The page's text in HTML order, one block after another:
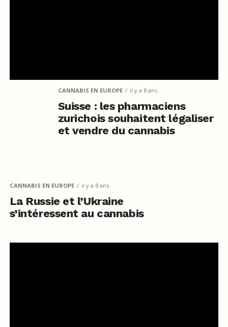
CANNABIS EN EUROPE il y a 8 ans
Suisse : les pharmaciens
zurichois souhaitent légaliser
et vendre du cannabis
CANNABIS EN EUROPE il y a 8 ans
La Russie et l’Ukraine
s’intéressent au cannabis